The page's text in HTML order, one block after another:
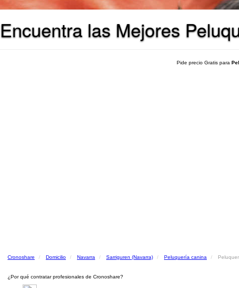
Encuentra las Mejores
Pide precio Gratis para
Cronoshare Domicilio Navarra Sarriguren (Navarra) Peluquería canina
¿Por qué contratar profesionales de Cronoshare?